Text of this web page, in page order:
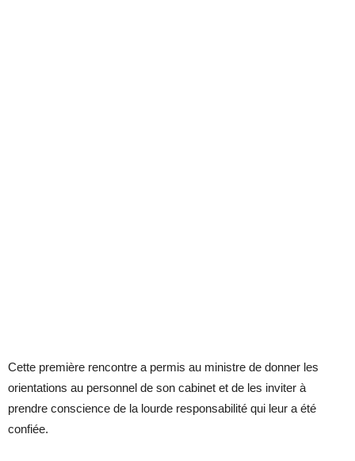
Cette première rencontre a permis au ministre de donner les
orientations au personnel de son cabinet et de les inviter à
prendre conscience de la lourde responsabilité qui leur a été
confiée.